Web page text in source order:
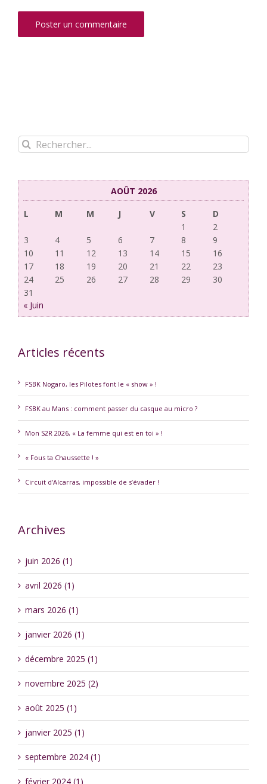
Rechercher:
AOÛT 2026
L
M M J V S
D
1
2
3
4 5 6 7 8
9
10
11 12 13 14 15
16
17
18 19 20 21 22
23
24
25 26 27 28 29
30
31
« Juin
Articles récents
FSBK Nogaro, les Pilotes font le « show » !
FSBK au Mans : comment passer du casque au micro ?
Mon S2R 2026, « La femme qui est en toi » !
« Fous ta Chaussette ! »
Circuit d’Alcarras, impossible de s’évader !
Archives
juin 2026 (1)
avril 2026 (1)
mars 2026 (1)
janvier 2026 (1)
décembre 2025 (1)
novembre 2025 (2)
août 2025 (1)
janvier 2025 (1)
septembre 2024 (1)
février 2024 (1)